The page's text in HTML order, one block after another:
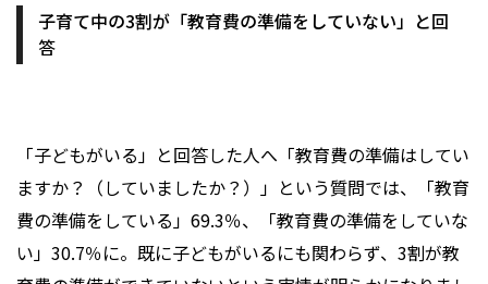
子育て中の3割が「教育費の準備をしていない」と回
答
「子どもがいる」と回答した人へ「教育費の準備はしてい
ますか？（していましたか？）」という質問では、「教育
費の準備をしている」69.3％、「教育費の準備をしていな
い」30.7％に。既に子どもがいるにも関わらず、3割が教